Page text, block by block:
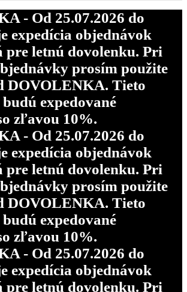
- Od 25.07.2026 do
expedícia objednávok
pre letnú dovolenku. Pri
prosím použite
DOVOLENKA. Tieto
expedované
zľavou 10%.
- Od 25.07.2026 do
expedícia objednávok
pre letnú dovolenku. Pri
prosím použite
DOVOLENKA. Tieto
expedované
zľavou 10%.
- Od 25.07.2026 do
expedícia objednávok
pre letnú dovolenku. Pri